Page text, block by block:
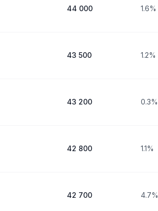
44 000 1.6%
43 500 1.2%
43 200 0.3%
42 800 1.1%
42 700 4.7%